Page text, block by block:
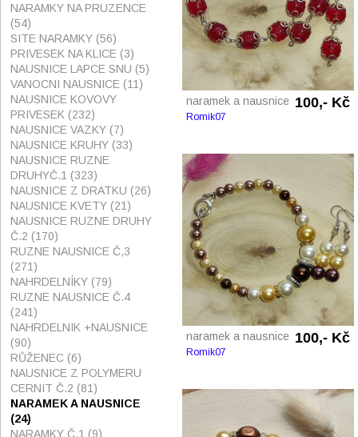
naramek a nausnice 100,- Kč
Romik07
naramek a nausnice 100,- Kč
Romik07
NARAMKY NA PRUZENCE
(54)
SITE NARAMKY (56)
PRIVESEK NA KLICE (3)
NAUSNICE LAPCE SNU (5)
VANOCNI NAUSNICE (11)
NAUSNICE KOVOVY
PRIVESEK (232)
NAUSNICE VAZKY (7)
NAUSNICE KRUHY (33)
NAUSNICE RUZNE
DRUHYČ.1 (323)
NAUSNICE Z DRATKU (26)
NAUSNICE KVETY (21)
NAUSNICE RUZNE DRUHY
Č.2 (170)
RUZNE NAUSNICE Č,3
(271)
NAHRDELNÍKY (79)
RUZNE NAUSNICE Č.4
(241)
NAHRDELNIK +NAUSNICE
(90)
RŮŽENEC (6)
NAUSNICE Z POLYMERU
CERNIT Č.2 (81)
NARAMEK A NAUSNICE
(24)
NARAMKY Č,1 (9)